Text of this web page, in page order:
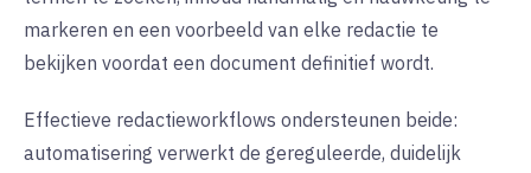
markeren en een voorbeeld van elke redactie te
bekijken voordat een document definitief wordt.
Effectieve redactieworkflows ondersteunen beide:
automatisering verwerkt de gereguleerde, duidelijk